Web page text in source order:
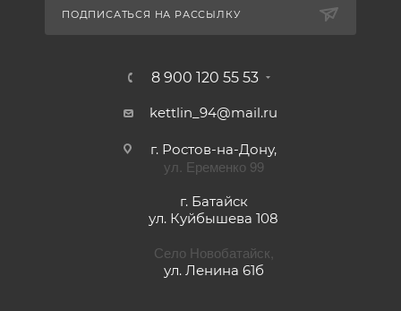
ПОДПИСАТЬСЯ НА РАССЫЛКУ
8 900 120 55 53
kettlin_94@mail.ru
г. Ростов-на-Дону,
ул. Еременко 99
г. Батайск
ул. Куйбышева 108
Село Новобатайск,
ул. Ленина 61б